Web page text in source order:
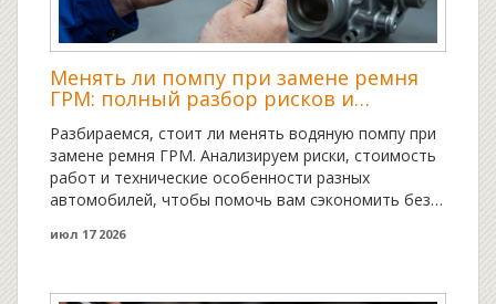
Менять ли помпу при замене ремня
ГРМ: полный разбор рисков и
Разбираемся, стоит ли менять водяную помпу при
замене ремня ГРМ. Анализируем риски, стоимость
работ и технические особенности разных
автомобилей, чтобы помочь вам сэкономить без
июл 17 2026